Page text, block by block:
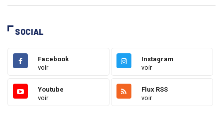
SOCIAL
Facebook
voir
Instagram
voir
Youtube
voir
Flux RSS
voir